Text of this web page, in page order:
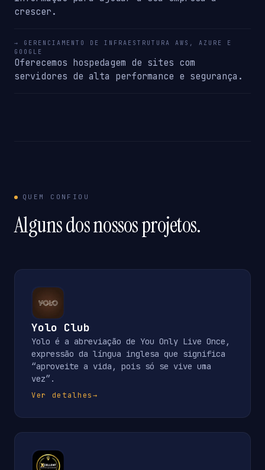
crescer.
→ GERENCIAMENTO DE INFRAESTRUTURA AWS, AZURE E
GOOGLE
Oferecemos hospedagem de sites com
servidores de alta performance e segurança.
QUEM CONFIOU
Alguns dos nossos projetos.
Yolo Club
Yolo é a abreviação de You Only Live Once,
expressão da língua inglesa que significa
“aproveite a vida, pois só se vive uma
vez”.
Ver detalhes→